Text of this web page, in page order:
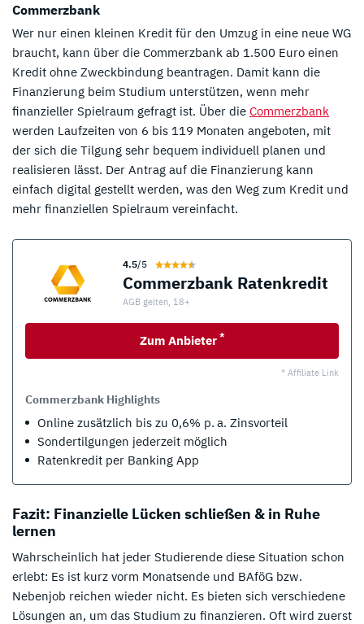
Commerzbank
Wer nur einen kleinen Kredit für den Umzug in eine neue WG
braucht, kann über die Commerzbank ab 1.500 Euro einen
Kredit ohne Zweckbindung beantragen. Damit kann die
Finanzierung beim Studium unterstützen, wenn mehr
finanzieller Spielraum gefragt ist. Über die Commerzbank
werden Laufzeiten von 6 bis 119 Monaten angeboten, mit
der sich die Tilgung sehr bequem individuell planen und
realisieren lässt. Der Antrag auf die Finanzierung kann
einfach digital gestellt werden, was den Weg zum Kredit und
mehr finanziellen Spielraum vereinfacht.
4.5/5
Commerzbank Ratenkredit
AGB gelten, 18+
Zum Anbieter *
* Affiliate Link
Commerzbank Highlights
Online zusätzlich bis zu 0,6% p. a. Zinsvorteil
Sondertilgungen jederzeit möglich
Ratenkredit per Banking App
Fazit: Finanzielle Lücken schließen & in Ruhe
lernen
Wahrscheinlich hat jeder Studierende diese Situation schon
erlebt: Es ist kurz vorm Monatsende und BAföG bzw.
Nebenjob reichen wieder nicht. Es bieten sich verschiedene
Lösungen an, um das Studium zu finanzieren. Oft wird zuerst